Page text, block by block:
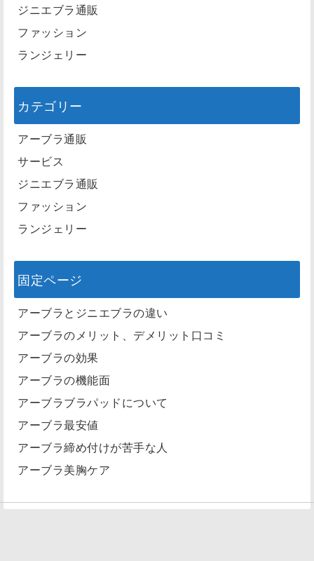
ジニエブラ通販
ファッション
ランジェリー
カテゴリー
アーブラ通販
サービス
ジニエブラ通販
ファッション
ランジェリー
固定ページ
アーブラとジニエブラの違い
アーブラのメリット、デメリット口コミ
アーブラの効果
アーブラの機能面
アーブラブラパッドについて
アーブラ最安値
アーブラ締め付けが苦手な人
アーブラ美胸ケア